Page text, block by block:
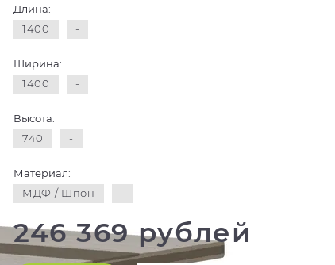
Длина:
1400
-
Ширина:
1400
-
Высота:
740
-
Материал:
МДФ / Шпон
-
246 369 рублей